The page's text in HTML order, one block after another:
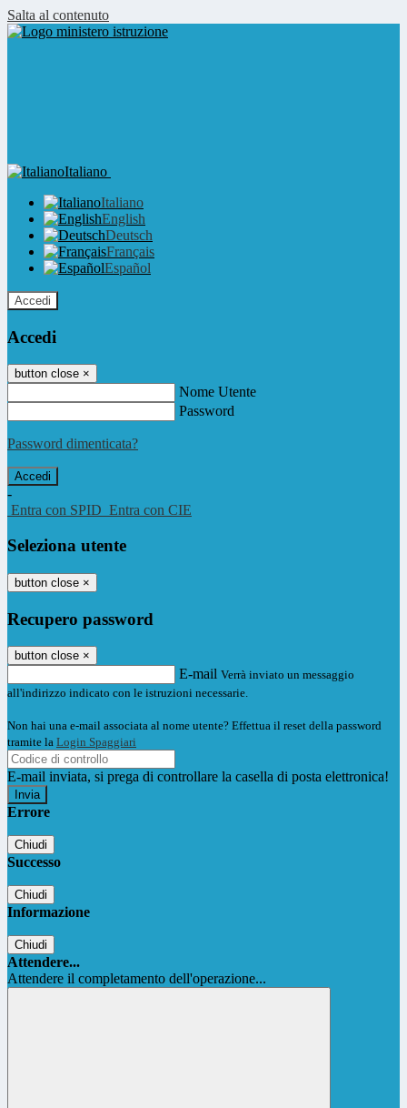
Salta al contenuto
Italiano
Italiano
English
Deutsch
Français
Español
Accedi
Accedi
button close ×
Nome Utente
Password
Password dimenticata?
-
Entra con SPID Entra con CIE
Seleziona utente
button close ×
Recupero password
button close ×
E-mail Verrà inviato un messaggio
all'indirizzo indicato con le istruzioni necessarie.
Non hai una e-mail associata al nome utente? Effettua il reset della password
tramite la Login Spaggiari
E-mail inviata, si prega di controllare la casella di posta elettronica!
Errore
Chiudi
Successo
Chiudi
Informazione
Chiudi
Attendere...
Attendere il completamento dell'operazione...